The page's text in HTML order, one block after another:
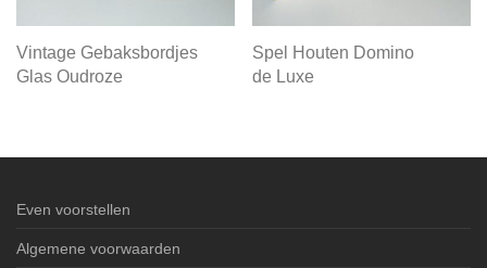
Vintage Gebaksbordjes
Glas Oudroze
Spel Houten Domino
de Luxe
Even voorstellen
Algemene voorwaarden